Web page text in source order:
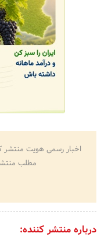
اخبار رسمی هویت منتشر
مطلب
درباره منتشر کننده: